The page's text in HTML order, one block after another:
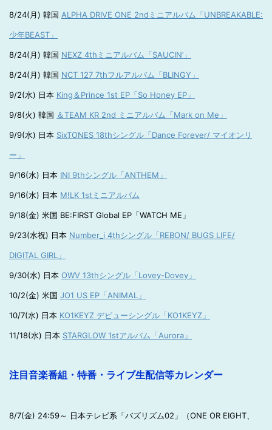
8/24(月) 韓国 ALPHA DRIVE ONE 2ndミニアルバム「UNBREAKABLE:
少年BEAST」
8/24(月) 韓国 NEXZ 4thミニアルバム「SAUCIN’」
8/24(月) 韓国 NCT 127 7thフルアルバム「BLINGY」
9/2(水) 日本 King＆Prince 1st EP「So Honey EP」
9/8(火) 韓国 ＆TEAM KR 2nd ミニアルバム「Mark on Me」
9/9(水) 日本 SixTONES 18thシングル「Dance Forever/ マイオンリ
ー」
9/16(水) 日本 INI 9thシングル「ANTHEM」
9/16(水) 日本 M!LK 1stミニアルバム
9/18(金) 米国 BE:FIRST Global EP「WATCH ME」
9/23(水祝) 日本 Number_i 4thシングル「REBON/ BUGS LIFE/
DIGITAL GIRL」
9/30(水) 日本 OWV 13thシングル「Lovey-Dovey」
10/2(金) 米国 JO1 US EP「ANIMAL」
10/7(水) 日本 KO1KEYZ デビューシングル「KO1KEYZ」
11/18(水) 日本 STARGLOW 1stアルバム「Aurora」
注目音楽番組・特番・ライブ生配信等カレンダー
8/7(金) 24:59～ 日本テレビ系「バズリズム02」（ONE OR EIGHT、